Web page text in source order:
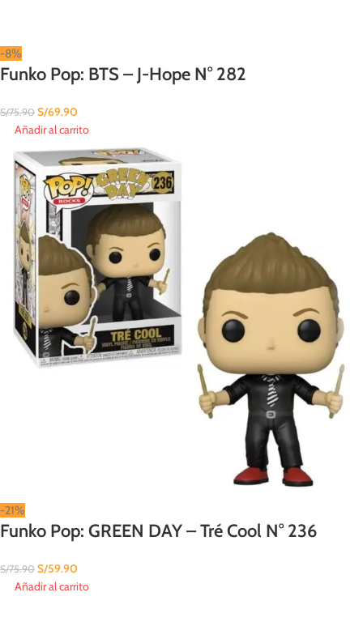
-8%
Funko Pop: BTS – J-Hope N° 282
S/75.90 S/69.90
Añadir al carrito
-21%
Funko Pop: GREEN DAY – Tré Cool N° 236
S/75.90 S/59.90
Añadir al carrito